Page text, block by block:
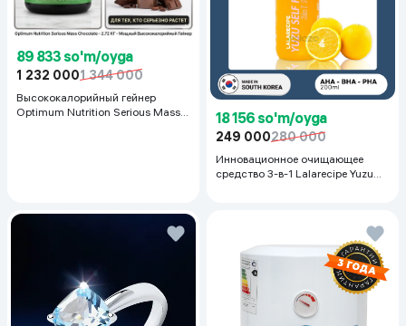
89 833 so'm/oyga
1 232 0001 344 000
Высококалорийный гейнер
Optimum Nutrition Serious Mass,
18 156 so'm/oyga
249 000280 000
Инновационное очищающее
средство 3-в-1 Lalarecipe Yuzu